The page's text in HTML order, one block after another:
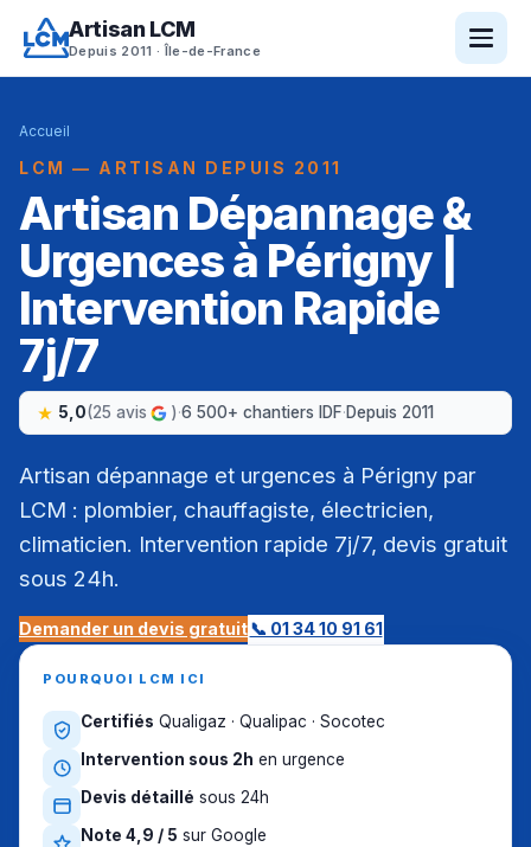
Artisan LCM
Depuis 2011 · Île-de-France
Accueil
LCM — ARTISAN DEPUIS 2011
Artisan Dépannage &
Urgences à Périgny |
Intervention Rapide
7j/7
5,0(25 avis )·6 500+ chantiers IDF·Depuis 2011
Artisan dépannage et urgences à Périgny par
LCM : plombier, chauffagiste, électricien,
climaticien. Intervention rapide 7j/7, devis gratuit
sous 24h.
Demander un devis gratuit📞 01 34 10 91 61
POURQUOI LCM ICI
Certifiés Qualigaz · Qualipac · Socotec
Intervention sous 2h en urgence
Devis détaillé sous 24h
Note 4,9 / 5 sur Google